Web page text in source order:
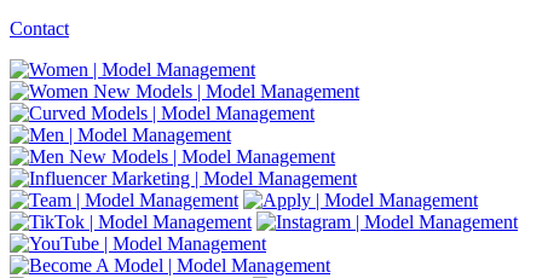
Contact